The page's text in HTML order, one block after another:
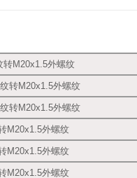
转M20x1.5外螺纹
转M20x1.5外螺纹
转M20x1.5外螺纹
M20x1.5外螺纹
M20x1.5外螺纹
M20x1.5外螺纹